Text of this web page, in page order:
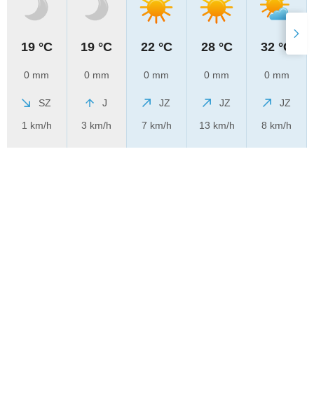
19 °C
0 mm
SZ
1 km/h
19 °C
0 mm
J
3 km/h
22 °C
0 mm
JZ
7 km/h
28 °C
0 mm
JZ
13 km/h
32 °C
0 mm
JZ
8 km/h